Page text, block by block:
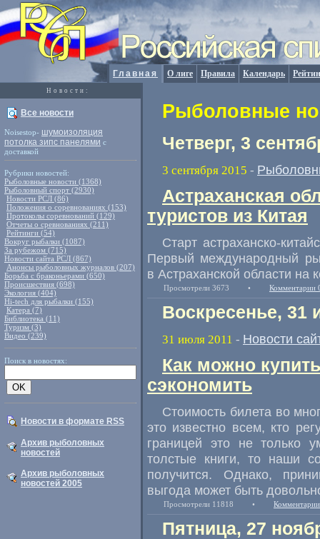
Главная О лиге Правила Календарь
Новости:
Все новости
Noisestop- шумоизоляция
потолка зипс панелями с
доставкой
Рубрики новостей:
Рыболовные новости (1368)
Рыболовный спорт (2930)
Новости РСЛ (86)
Положения о соревнованиях (153)
Протоколы соревнований (129)
Отчеты о сревнованиях (211)
Рейтинги (54)
Вокруг рыбалки (1087)
За рубежом (715)
Новости сайта РСЛ (867)
Анонсы рыболовных журналов (207)
Борьба с браконьерами (650)
Происшествия (698)
Экология (404)
Hi-tech для рыбалки (155)
Катера (7)
Библиотека (11)
Туризм (3)
Видео (239)
Поиск в новостях:
Новости в формате RSS
Архив рыболовных
новостей
Архив рыболовных
новостей 2005
Рыболовные
Четверг, 3
3 сентября 2015 -
Астраханская
туристов из Китая
Старт астраханско-
Первый международный
в Астраханской области на
Просмотрели 3673 • Комментарии
Воскресенье, 31
31 июля 2011 - Новости
Как можно
сэкономить
Стоимость билета во
это известно всем, кто
границей это не только
толстые книги, то наши
получится. Однако,
выгода может быть
Просмотрели 11818 •
Пятница, 27